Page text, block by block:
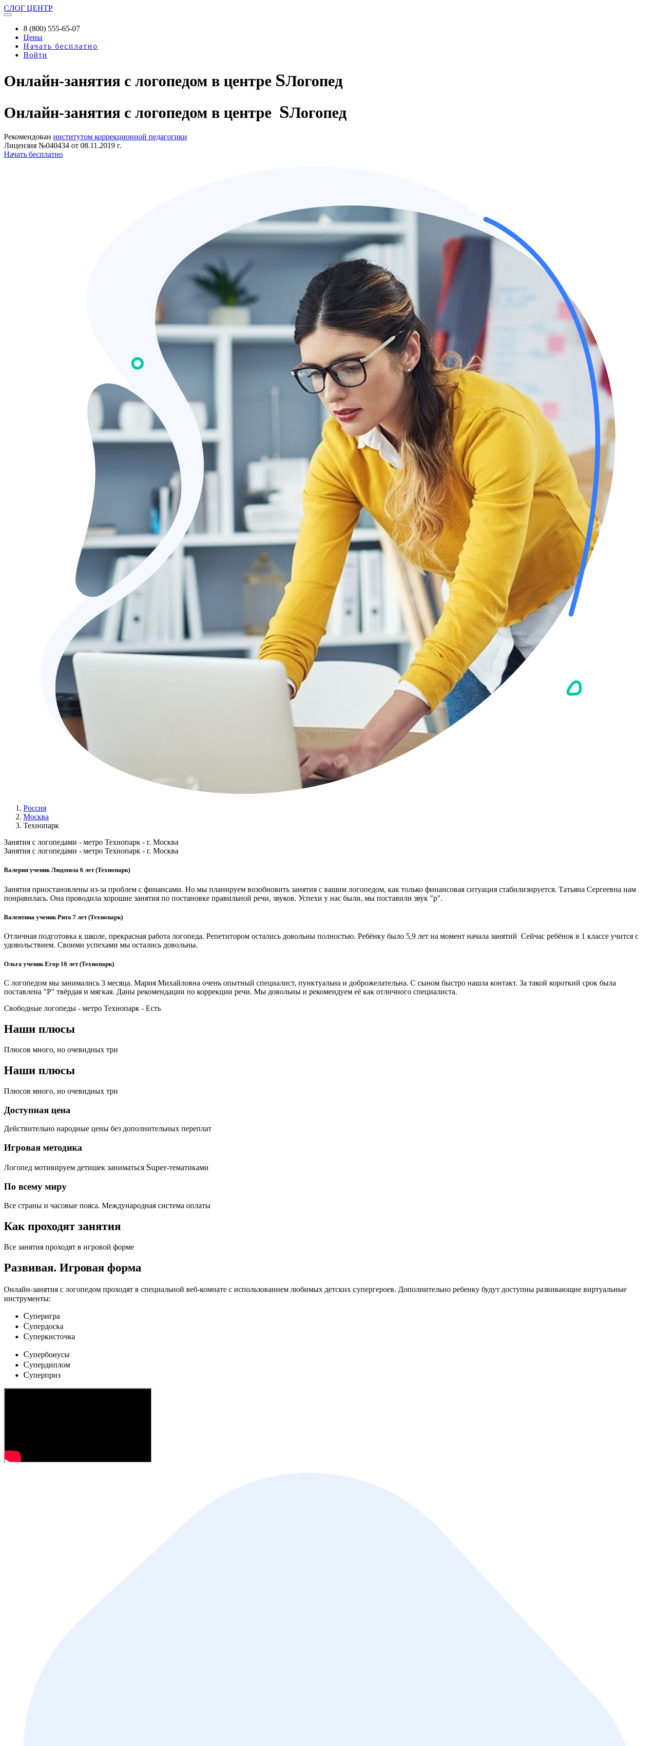
СЛОГ ЦЕНТР
8 (800) 555-65-07
Цены
Начать бесплатно
Войти
Онлайн-занятия с логопедом в центре SЛогопед
Онлайн-занятия с логопедом в центре SЛогопед
Рекомендован институтом коррекционной педагогики
Лицензия №040434 от 08.11.2019 г.
Начать бесплатно
Россия
Москва
Технопарк
Занятия с логопедами - метро Технопарк - г. Москва
Занятия с логопедами - метро Технопарк - г. Москва
Валерия ученик Людмила 6 лет (Технопарк)
Занятия приостановлены из-за проблем с финансами. Но мы планируем возобновить занятия с вашим логопедом, как только финансовая ситуация стабилизируется. Татьяна Сергеевна нам
понравилась. Она проводила хорошие занятия по постановке правильной речи, звуков. Успехи у нас были, мы поставили звук "р".
Валентина ученик Рита 7 лет (Технопарк)
Отличная подготовка к школе, прекрасная работа логопеда. Репетитором остались довольны полностью. Ребёнку было 5,9 лет на момент начала занятий Сейчас ребёнок в 1 классе учится с
удовольствием. Своими успехами мы остались довольны.
Ольга ученик Егор 16 лет (Технопарк)
С логопедом мы занимались 3 месяца. Мария Михайловна очень опытный специалист, пунктуальна и доброжелательна. С сыном быстро нашла контакт. За такой короткий срок была
поставлена "Р" твёрдая и мягкая. Даны рекомендации по коррекции речи. Мы довольны и рекомендуем её как отличного специалиста.
Свободные логопеды - метро Технопарк - Есть
Наши плюсы
Плюсов много, но очевидных три
Наши плюсы
Плюсов много, но очевидных три
Доступная цена
Действительно народные цены без дополнительных переплат
Игровая методика
Логопед мотивируем детишек заниматься Super-тематиками
По всему миру
Все страны и часовые пояса. Международная система оплаты
Как проходят занятия
Все занятия проходят в игровой форме
Развивая. Игровая форма
Онлайн-занятия с логопедом проходят в специальной веб-комнате с использованием любимых детских cупергероев. Дополнительно ребенку будут доступны развивающие виртуальные
инструменты:
Cуперигра
Cупердоска
Cуперкисточка
Cупербонусы
Cупердиплом
Cуперприз